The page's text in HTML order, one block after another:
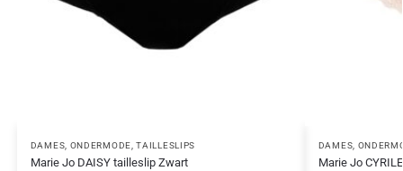
DAMES, ONDERMODE,TAILLESLIPS
Marie Jo DAISY tailleslip Zwart
DAMES,
Marie Jo